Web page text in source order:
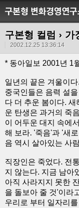
구본형 컬럼 › 가
2002.12.25 13:36:14
* 동아일보 2001년 1
일년의 끝은 겨울이
중국인들은 음력 설
다 더 추운 봄이다.
운 탄생은 과거의 죽
이 어두운 대지 속에
해 보라. '죽음'과 '새
음 역시 살아있는 사
직장인은 죽었다. 전
지 않는다. 지금 남아
아직 사라지지 못한
을 돌보아 줄 것'이라
우리로 부터 일자리